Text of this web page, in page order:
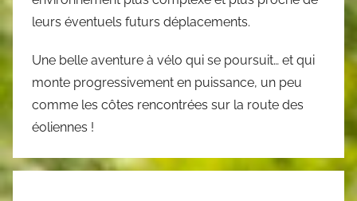
leurs éventuels futurs déplacements.
Une belle aventure à vélo qui se poursuit… et qui
monte progressivement en puissance, un peu
comme les côtes rencontrées sur la route des
éoliennes !